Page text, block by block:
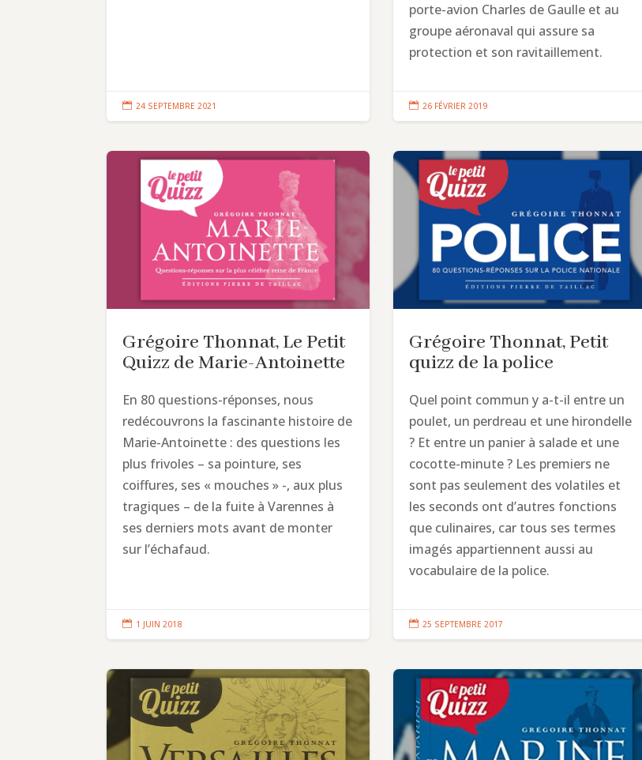
 24 SEPTEMBRE 2021
porte-avion Charles de Gaulle et au
groupe aéronaval qui assure sa
protection et son ravitaillement.
 26 FÉVRIER 2019
Grégoire Thonnat, Le Petit
Quizz de Marie-Antoinette
En 80 questions-réponses, nous
redécouvrons la fascinante histoire de
Marie-Antoinette : des questions les
plus frivoles – sa pointure, ses
coiffures, ses « mouches » -, aux plus
tragiques – de la fuite à Varennes à
ses derniers mots avant de monter
sur l’échafaud.
 1 JUIN 2018
Grégoire Thonnat, Petit
quizz de la police
Quel point commun y a-t-il entre un
poulet, un perdreau et une hirondelle
? Et entre un panier à salade et une
cocotte-minute ? Les premiers ne
sont pas seulement des volatiles et
les seconds ont d’autres fonctions
que culinaires, car tous ses termes
imagés appartiennent aussi au
vocabulaire de la police.
 25 SEPTEMBRE 2017